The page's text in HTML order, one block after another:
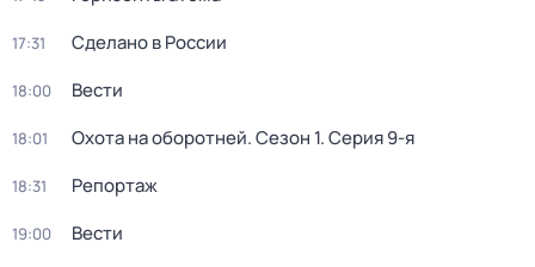
17:31 Сделано в России
18:00 Вести
18:01 Охота на оборотней. Сезон 1. Серия 9-я
18:31 Репортаж
19:00 Вести